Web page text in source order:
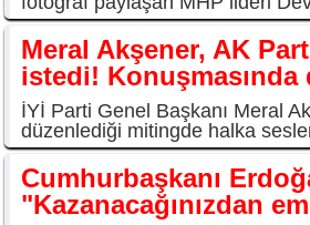
Meral Akşener, AK
istedi!
İYİ Parti Genel Başkanı Meral
düzenlediği mitingde halka
Cumhurbaşkanı
"Kazanacağınızdan